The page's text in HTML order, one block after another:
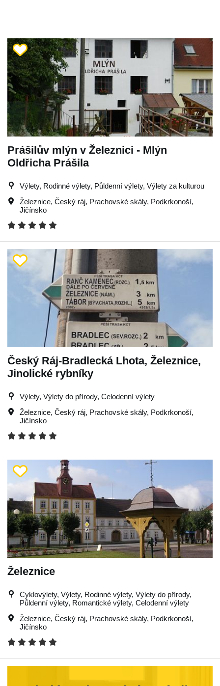
Prášilův mlýn v Železnici - Mlýn
Oldřicha Prášila
Výlety, Rodinné výlety, Půldenní výlety, Výlety za kulturou
Železnice, Český ráj, Prachovské skály, Podkrkonoší,
Jičínsko
Český Ráj-Bradlecká Lhota, Železnice,
Jinolické rybníky
Výlety, Výlety do přírody, Celodenní výlety
Železnice, Český ráj, Prachovské skály, Podkrkonoší,
Jičínsko
Železnice
Cyklovýlety, Výlety, Rodinné výlety, Výlety do přírody,
Půldenní výlety, Romantické výlety, Celodenní výlety
Železnice, Český ráj, Prachovské skály, Podkrkonoší,
Jičínsko